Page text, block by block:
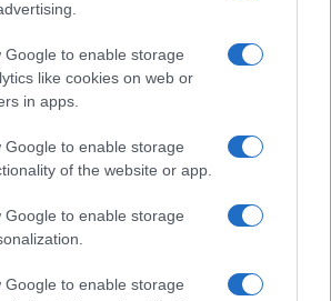
Google to enable storage
like cookies on web or
in apps.
Google to enable storage
of the website or app.
Google to enable storage
Google to enable storage
per una notte
Meloni a La Maddalena, la vicesindaco:
e discrezione per visita privata̶…
nella notte a Olbia, a fuoco due furgoni
un deposito con bombole, intervento dei